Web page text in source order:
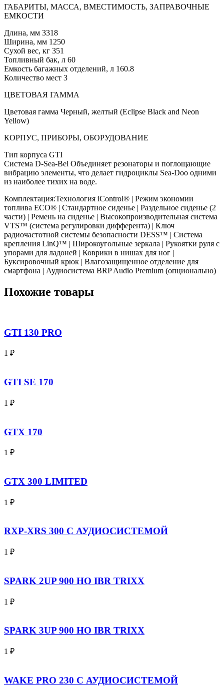
ГАБАРИТЫ, МАССА, ВМЕСТИМОСТЬ, ЗАПРАВОЧНЫЕ
ЕМКОСТИ
Длина, мм 3318
Ширина, мм 1250
Сухой вес, кг 351
Топливный бак, л 60
Емкость багажных отделений, л 160.8
Количество мест 3
ЦВЕТОВАЯ ГАММА
Цветовая гамма Черный, желтый (Eclipse Black and Neon
Yellow)
КОРПУС, ПРИБОРЫ, ОБОРУДОВАНИЕ
Тип корпуса GTI
Система D-Sea-Bel Объединяет резонаторы и поглощающие
вибрацию элементы, что делает гидроциклы Sea-Doo одними
из наиболее тихих на воде.
Комплектация:Технология iControl® | Режим экономии
топлива ECO® | Стандартное сиденье | Раздельное сиденье (2
части) | Ремень на сиденье | Высокопроизводительная система
VTS™ (система регулировки дифферента) | Ключ
радиочастотной системы безопасности DESS™ | Система
крепления LinQ™ | Широкоугольные зеркала | Рукоятки руля с
упорами для ладоней | Коврики в нишах для ног |
Буксировочный крюк | Влагозащищенное отделение для
смартфона | Аудиосистема BRP Audio Premium (опционально)
Похожие товары
GTI 130 PRO
1 ₽
GTI SE 170
1 ₽
GTX 170
1 ₽
GTX 300 LIMITED
1 ₽
RXP-XRS 300 С АУДИОСИСТЕМОЙ
1 ₽
SPARK 2UP 900 HO IBR TRIXX
1 ₽
SPARK 3UP 900 HO IBR TRIXX
1 ₽
WAKE PRO 230 С АУДИОСИСТЕМОЙ